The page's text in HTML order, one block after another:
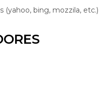
(yahoo, bing, mozzila, etc.)